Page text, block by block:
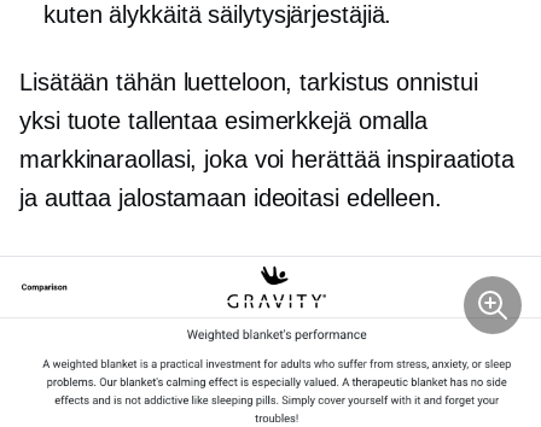
kuten älykkäitä säilytysjärjestäjiä.
Lisätään tähän luetteloon, tarkistus onnistui
yksi tuote tallentaa esimerkkejä omalla
markkinaraollasi, joka voi herättää inspiraatiota
ja auttaa jalostamaan ideoitasi edelleen.